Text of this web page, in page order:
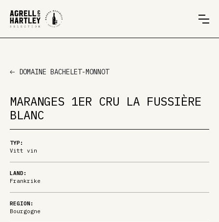
DOMAINE BACHELET-MONNOT
MARANGES 1ER CRU LA FUSSIÈRE
BLANC
TYP:
Vitt vin
LAND:
Frankrike
REGION:
Bourgogne